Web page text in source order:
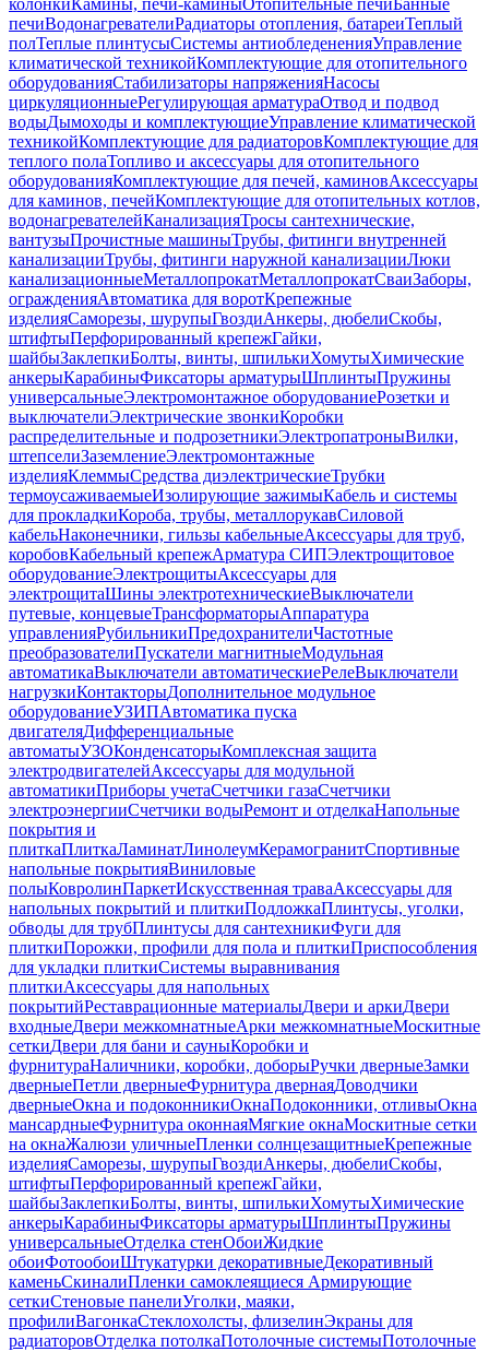
колонкиКамины, печи-каминыОтопительные печиБанные
печиВодонагревателиРадиаторы отопления, батареиТеплый
полТеплые плинтусыСистемы антиобледененияУправление
климатической техникойКомплектующие для отопительного
оборудованияСтабилизаторы напряженияНасосы
циркуляционныеРегулирующая арматураОтвод и подвод
водыДымоходы и комплектующиеУправление климатической
техникойКомплектующие для радиаторовКомплектующие для
теплого полаТопливо и аксессуары для отопительного
оборудованияКомплектующие для печей, каминовАксессуары
для каминов, печейКомплектующие для отопительных котлов,
водонагревателейКанализацияТросы сантехнические,
вантузыПрочистные машиныТрубы, фитинги внутренней
канализацииТрубы, фитинги наружной канализацииЛюки
канализационныеМеталлопрокатМеталлопрокатСваиЗаборы,
огражденияАвтоматика для воротКрепежные
изделияСаморезы, шурупыГвоздиАнкеры, дюбелиСкобы,
штифтыПерфорированный крепежГайки,
шайбыЗаклепкиБолты, винты, шпилькиХомутыХимические
анкерыКарабиныФиксаторы арматурыШплинтыПружины
универсальныеЭлектромонтажное оборудованиеРозетки и
выключателиЭлектрические звонкиКоробки
распределительные и подрозетникиЭлектропатроныВилки,
штепселиЗаземлениеЭлектромонтажные
изделияКлеммыСредства диэлектрическиеТрубки
термоусаживаемыеИзолирующие зажимыКабель и системы
для прокладкиКороба, трубы, металлорукавСиловой
кабельНаконечники, гильзы кабельныеАксессуары для труб,
коробовКабельный крепежАрматура СИПЭлектрощитовое
оборудованиеЭлектрощитыАксессуары для
электрощитаШины электротехническиеВыключатели
путевые, концевыеТрансформаторыАппаратура
управленияРубильникиПредохранителиЧастотные
преобразователиПускатели магнитныеМодульная
автоматикаВыключатели автоматическиеРелеВыключатели
нагрузкиКонтакторыДополнительное модульное
оборудованиеУЗИПАвтоматика пуска
двигателяДифференциальные
автоматыУЗОКонденсаторыКомплексная защита
электродвигателейАксессуары для модульной
автоматикиПриборы учетаСчетчики газаСчетчики
электроэнергииСчетчики водыРемонт и отделкаНапольные
покрытия и
плиткаПлиткаЛаминатЛинолеумКерамогранитСпортивные
напольные покрытияВиниловые
полыКовролинПаркетИскусственная траваАксессуары для
напольных покрытий и плиткиПодложкаПлинтусы, уголки,
обводы для трубПлинтусы для сантехникиФуги для
плиткиПорожки, профили для пола и плиткиПриспособления
для укладки плиткиСистемы выравнивания
плиткиАксессуары для напольных
покрытийРеставрационные материалыДвери и аркиДвери
входныеДвери межкомнатныеАрки межкомнатныеМоскитные
сеткиДвери для бани и сауныКоробки и
фурнитураНаличники, коробки, доборыРучки дверныеЗамки
дверныеПетли дверныеФурнитура двернаяДоводчики
дверныеОкна и подоконникиОкнаПодоконники, отливыОкна
мансардныеФурнитура оконнаяМягкие окнаМоскитные сетки
на окнаЖалюзи уличныеПленки солнцезащитныеКрепежные
изделияСаморезы, шурупыГвоздиАнкеры, дюбелиСкобы,
штифтыПерфорированный крепежГайки,
шайбыЗаклепкиБолты, винты, шпилькиХомутыХимические
анкерыКарабиныФиксаторы арматурыШплинтыПружины
универсальныеОтделка стенОбоиЖидкие
обоиФотообоиШтукатурки декоративныеДекоративный
каменьСкиналиПленки самоклеящиеся Армирующие
сеткиСтеновые панелиУголки, маяки,
профилиВагонкаСтеклохолсты, флизелинЭкраны для
радиаторовОтделка потолкаПотолочные системыПотолочные